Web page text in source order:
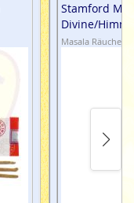
Stamford
Divine/
Masala